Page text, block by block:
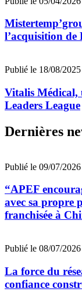
l’acquisition de
Publié le 18/08/2025
Vitalis Médical,
Leaders League
Dernières
Publié le 09/07/2026
“APEF
avec sa propre
franchisée à
Publié le 08/07/2026
La force du
confiance